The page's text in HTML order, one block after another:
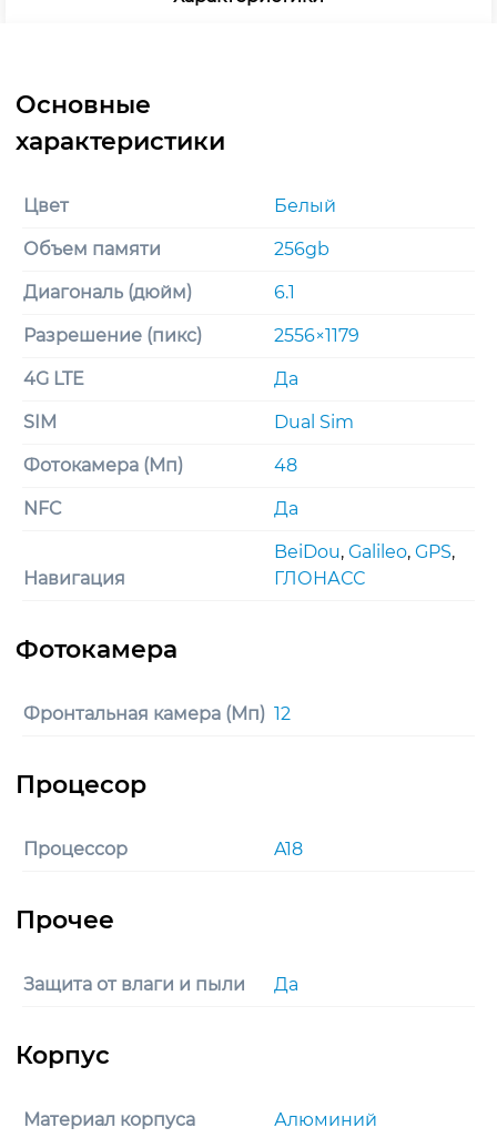
Цвет Белый
Объем памяти 256gb
Диагональ (дюйм) 6.1
Разрешение (пикс) 2556×1179
4G LTE Да
SIM Dual Sim
Фотокамера (Мп) 48
NFC Да
Навигация
BeiDou, Galileo, GPS,
ГЛОНАСС
Фронтальная камера (Мп) 12
Процессор A18
Защита от влаги и пыли Да
Материал корпуса Алюминий